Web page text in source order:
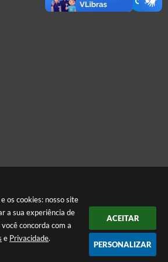
os cookies: nosso site
a sua experiência de
concorda com a
e Privacidade.
ACEITAR
PERSONALIZAR